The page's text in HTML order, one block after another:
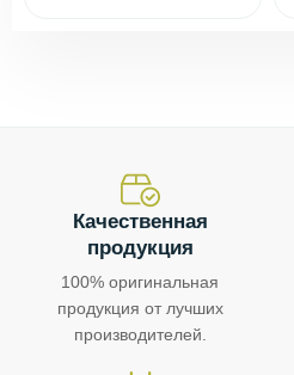
Качественная
продукция
100% оригинальная
продукция от лучших
производителей.